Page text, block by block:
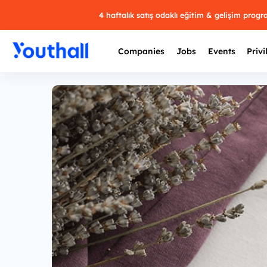
4 haftalık satış odaklı eğitim & gelişim
Companies Jobs Events